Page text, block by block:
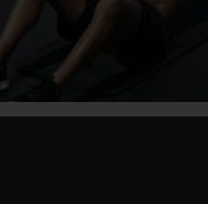
ဗိုက်အဆီတွေ ဒီလိုဖြုတ်